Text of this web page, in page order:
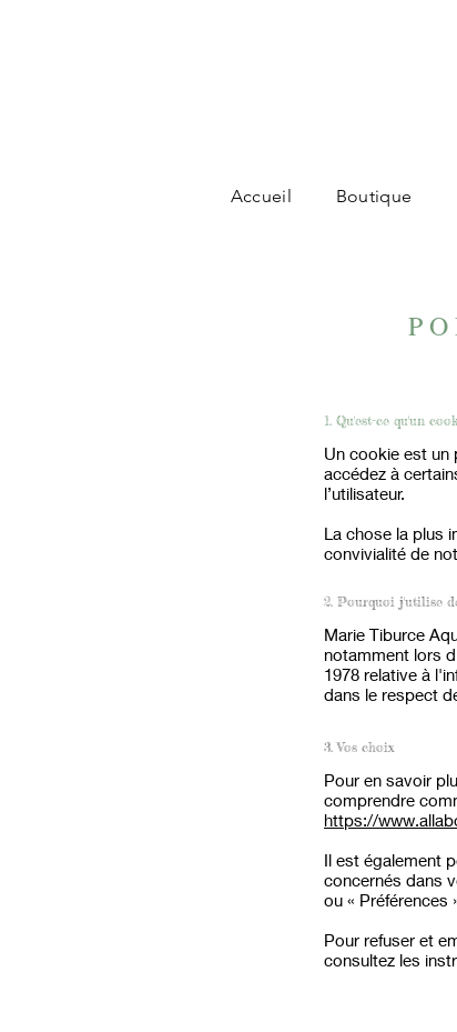
Accueil Boutique
1. Qu'est-ce qu'un
Un cookie est un
accédez à
l’utilisateur.
La chose la plus
convivialité de
2. Pourquoi j'utilise
Marie Tiburce
notamment lors
1978 relative à
dans le respect
3. Vos choix
Pour en savoir
comprendre
https://
Il est également
concernés dans
ou « Préférences
Pour refuser et
consultez les